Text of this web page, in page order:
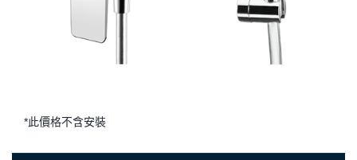
*此價格不含安裝